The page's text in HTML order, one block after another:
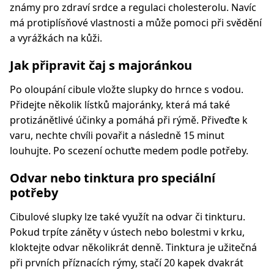
známy pro zdraví srdce a regulaci cholesterolu. Navíc
má protiplísňové vlastnosti a může pomoci při svědění
a vyrážkách na kůži.
Jak připravit čaj s majoránkou
Po oloupání cibule vložte slupky do hrnce s vodou.
Přidejte několik lístků majoránky, která má také
protizánětlivé účinky a pomáhá při rýmě. Přiveďte k
varu, nechte chvíli povařit a následně 15 minut
louhujte. Po scezení ochuťte medem podle potřeby.
Odvar nebo tinktura pro speciální
potřeby
Cibulové slupky lze také využít na odvar či tinkturu.
Pokud trpíte záněty v ústech nebo bolestmi v krku,
kloktejte odvar několikrát denně. Tinktura je užitečná
při prvních příznacích rýmy, stačí 20 kapek dvakrát